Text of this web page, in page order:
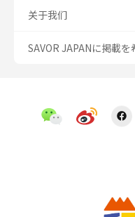
关于我们
SAVOR JAPANに掲載